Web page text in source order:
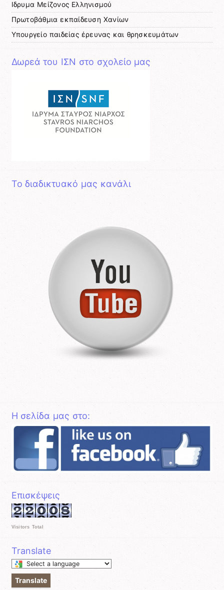
Ιδρυμα Μείζονος Ελληνισμού
Πρωτοβάθμια εκπαίδευση Χανίων
Υπουργείο παιδείας έρευνας και θρησκευμάτων
Δωρεά του ΙΣΝ στο σχολείο μας
Το διαδικτυακό μας κανάλι
Η σελίδα μας στο:
Επισκέψεις
Visitors Total
Translate
Select
a
language
Translate